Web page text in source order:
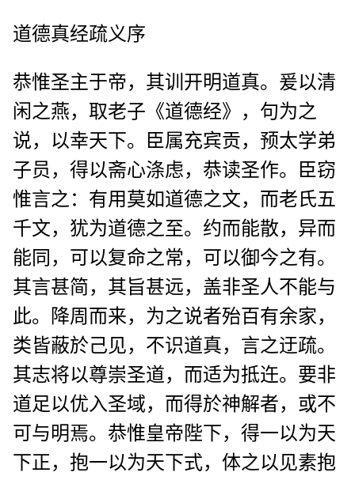
道德真经疏义序
恭惟圣主于帝，其训开明道真。爰以清
闲之燕，取老子《道德经》，句为之
说，以幸天下。臣属充宾贡，预太学弟
子员，得以斋心涤虑，恭读圣作。臣窃
惟言之：有用莫如道德之文，而老氏五
千文，犹为道德之至。约而能散，异而
能同，可以复命之常，可以御今之有。
其言甚简，其旨甚远，盖非圣人不能与
此。降周而来，为之说者殆百有余家，
类皆蔽於己见，不识道真，言之迂疏。
其志将以尊崇圣道，而适为抵迕。要非
道足以优入圣域，而得於神解者，或不
可与明焉。恭惟皇帝陛下，得一以为天
下正，抱一以为天下式，体之以见素抱